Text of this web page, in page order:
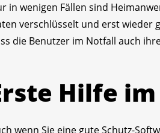
in wenigen Fällen sind
verschlüsselt und erst wieder
die Benutzer im Notfall auch
Hilfe
wenn Sie eine gute Schutz-